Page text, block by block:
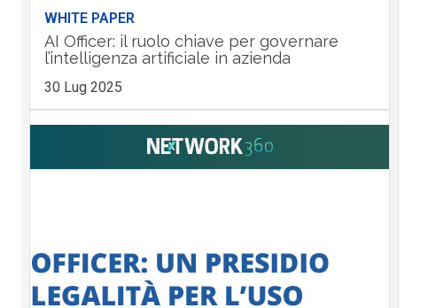
WHITE PAPER
AI Officer: il ruolo chiave per governare
l’intelligenza artificiale in azienda
30 Lug 2025